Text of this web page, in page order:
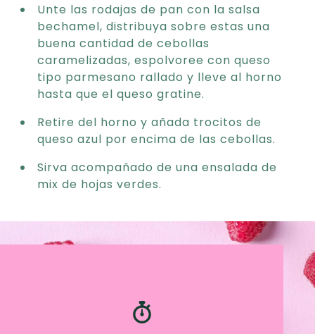
Unte las rodajas de pan con la salsa
bechamel, distribuya sobre estas una
buena cantidad de cebollas
caramelizadas, espolvoree con queso
tipo parmesano rallado y lleve al horno
hasta que el queso gratine.
Retire del horno y añada trocitos de
queso azul por encima de las cebollas.
Sirva acompañado de una ensalada de
mix de hojas verdes.